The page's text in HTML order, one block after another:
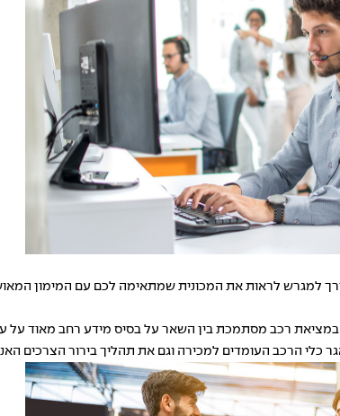
למגרש לראות את המכונית שמתאימה לכם עם המימון
רכב מסתמכת בין השאר על בסיס מידע רחב מאוד על
כלי הרכב העומדים למכירה וגם את תהליך בירור הצרכים